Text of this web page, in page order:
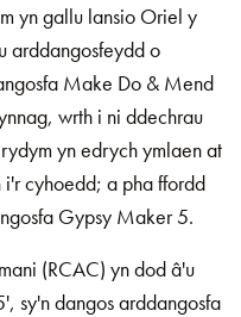
yn gallu lansio Oriel y
arddangosfeydd o
Make Do & Mend
wrth i ni ddechrau
yn edrych ymlaen at
cyhoedd; a pha ffordd
Gypsy Maker 5.
(RCAC) yn dod â'u
sy'n dangos arddangosfa